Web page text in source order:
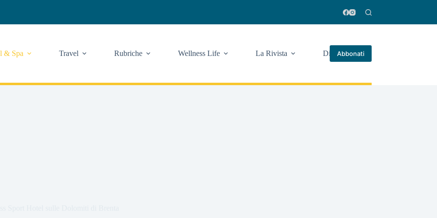
& Spa Travel Rubriche Wellness Life La Rivista Di piùAbbonati